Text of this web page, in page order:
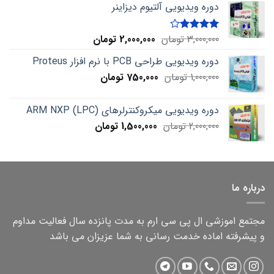
دوره ویدیویی آلتیوم دیزاینر
Rated
of 5
3,000,000 تومان Original
was:
3,000,000 تومان.
2,000,000 تومانCurrent
is:
دوره ویدیویی طراحی PCB با نرم افزار Proteus
1,000,000 تومان Original
was:
1,000,000 تومان.
750,000 تومانCurrent
is:
750,000 تومان. دوره ویدیویی میکروکنترلرهای ARM NXP (LPC)
2,000,000 تومان Original
2,000,000 تومان.
1,500,000 تومانCurrent
1,500,000 تومان.
درباره ما
مجتمع اموزشی ال پی سی ارم به مدت پانزده سال فعالیت مداوم
و پیشرفته اماده خدمت رسانی به شما عزیزان می باشد